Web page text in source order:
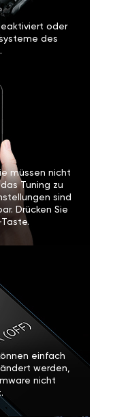
oder
des
müssen nicht
Tuning zu
sind
Drücken Sie
einfach
werden,
nicht